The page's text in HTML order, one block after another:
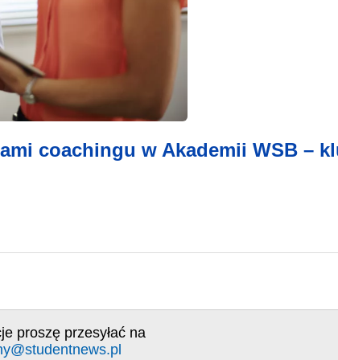
coachingu w Akademii WSB –
proszę przesyłać na